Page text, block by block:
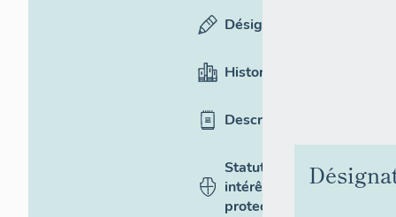
Désignation
Historique
Description
Statut,
intérêt et
protection